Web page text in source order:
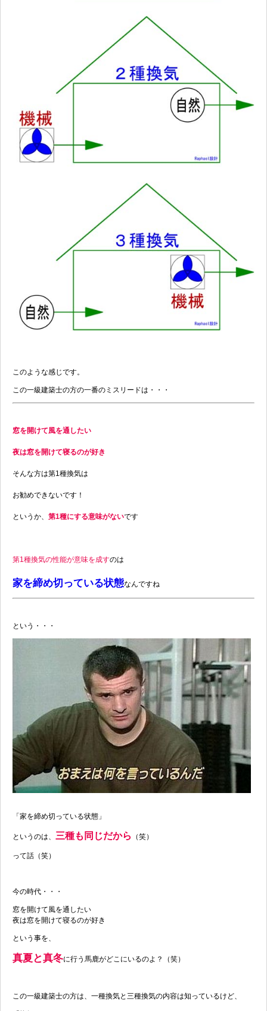
このような感じです。
この一級建築士の方の一番のミスリードは・・・
窓を開けて風を通したい
夜は窓を開けて寝るのが好き
そんな方は第1種換気は
お勧めできないです！
というか、 第1種にする意味がないです
第1種換気の性能が意味を成すのは
家を締め切っている状態なんですね
という・・・
「家を締め切っている状態」
というのは、 三種も同じだから （笑）
って話（笑）
今の時代・・・
窓を開けて風を通したい
夜は窓を開けて寝るのが好き
という事を、
真夏と真冬に行う馬鹿がどこにいるのよ？（笑）
この一級建築士の方は、一種換気と三種換気の内容は知っているけど、